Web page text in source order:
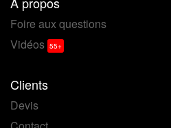
Foire aux questions
Vidéos
Clients
Devis